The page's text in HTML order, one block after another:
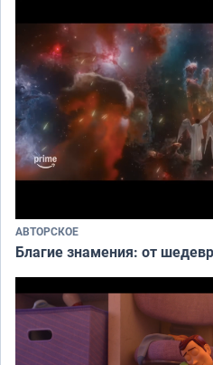
АВТОРСКОЕ
Благие знамения: от